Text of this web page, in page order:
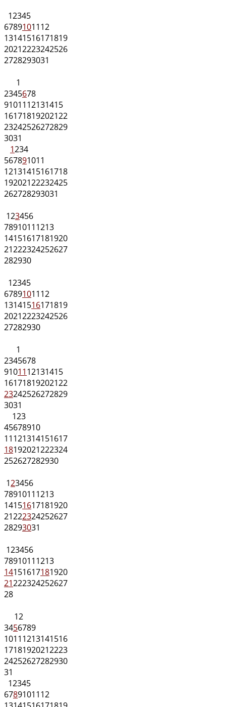
12345
6789101112
13141516171819
20212223242526
2728293031
1
2345678
9101112131415
16171819202122
23242526272829
3031
1234
567891011
12131415161718
19202122232425
262728293031
123456
78910111213
14151617181920
21222324252627
282930
12345
6789101112
13141516171819
20212223242526
27282930
1
2345678
9101112131415
16171819202122
23242526272829
3031
123
45678910
11121314151617
18192021222324
252627282930
123456
78910111213
14151617181920
21222324252627
28293031
123456
78910111213
14151617181920
21222324252627
28
12
3456789
10111213141516
17181920212223
24252627282930
31
12345
6789101112